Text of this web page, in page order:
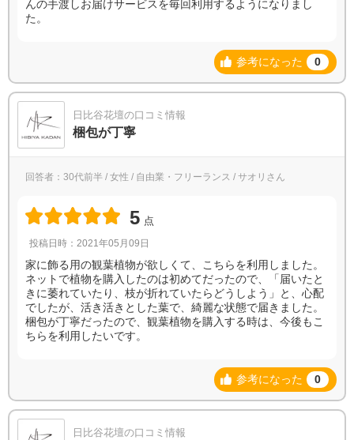
んの手渡しお届けサービスを毎回利用するようになりまし
た。
参考になった 0
日比谷花壇の口コミ情報
梱包が丁寧
回答者：30代前半 / 女性 / 自由業・フリーランス / サオリさん
5 点
投稿日時：2021年05月09日
家に飾る用の観葉植物が欲しくて、こちらを利用しました。
ネットで植物を購入したのは初めてだったので、「届いたと
きに萎れていたり、枝が折れていたらどうしよう」と、心配
でしたが、活き活きとした葉で、綺麗な状態で届きました。
梱包が丁寧だったので、観葉植物を購入する時は、今後もこ
ちらを利用したいです。
参考になった 0
日比谷花壇の口コミ情報